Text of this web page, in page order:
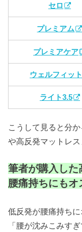
セロ
プレミアム
プレミアケア
ウェルフィット
ライト3.5
こうして見ると分
や高反発マットレス
筆者が購入した
腰痛持ちにもオ
低反発が腰痛持ち
「腰が沈みこみす